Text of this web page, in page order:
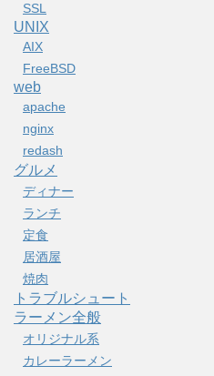
SSL
UNIX
AIX
FreeBSD
web
apache
nginx
redash
グルメ
ディナー
ランチ
定食
居酒屋
焼肉
トラブルシュート
ラーメン全般
オリジナル系
カレーラーメン